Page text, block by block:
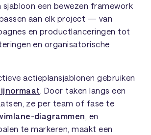
een bewezen framework
aan elk project — van
en productlanceringen tot
en organisatorische
actieplansjablonen gebruiken
. Door taken langs een
ze per team of fase te
diagrammen, en
te markeren, maakt een